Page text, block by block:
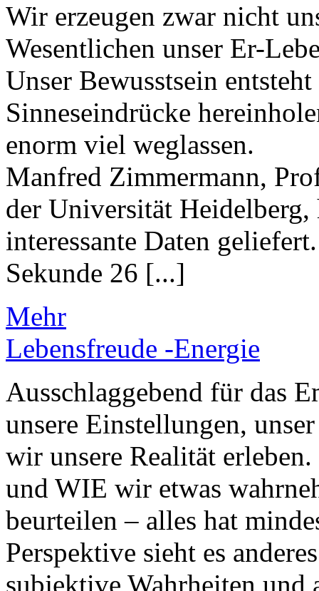
Wir erzeugen zwar nicht
Wesentlichen unser Er-
Unser Bewusstsein
Sinneseindrücke
enorm viel weglassen.
Manfred Zimmermann,
der Universität Heidelberg,
interessante Daten
Sekunde 26 [...]
Mehr
Lebensfreude -Energie
Ausschlaggebend für das
unsere Einstellungen,
wir unsere Realität
und WIE wir etwas
beurteilen – alles hat
Perspektive sieht es
subjektive Wahrheiten